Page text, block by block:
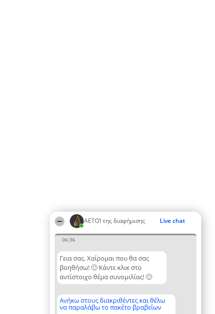
ΑΕΤΟΊ της διαφήμισης Live chat
06:36
Γεια σας. Χαίρομαι που θα σας
βοηθήσω! 🙂 Κάντε κλικ στο
αντίστοιχο θέμα συνομιλίας! 🙂
Ανήκω στους διακριθέντες και θέλω
να παραλάβω το πακέτο βραβείων